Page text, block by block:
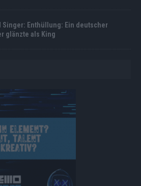
Singer: Enthüllung: Ein deutscher
glänzte als King